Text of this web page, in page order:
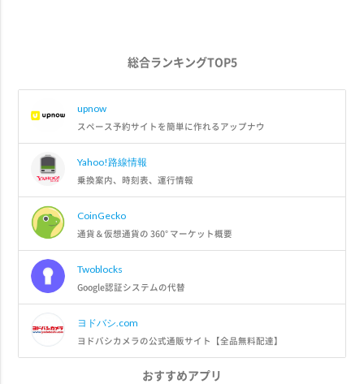
総合ランキングTOP5
upnow
スペース予約サイトを簡単に作れるアップナウ
Yahoo!路線情報
乗換案内、時刻表、運行情報
CoinGecko
通貨＆仮想通貨の 360° マーケット概要
Twoblocks
Google認証システムの代替
ヨドバシ.com
ヨドバシカメラの公式通販サイト【全品無料配達】
おすすめアプリ